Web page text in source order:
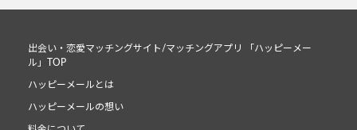
出会い・恋愛マッチングサイト/マッチングアプリ 「ハッピーメー
ル」TOP
ハッピーメールとは
ハッピーメールの想い